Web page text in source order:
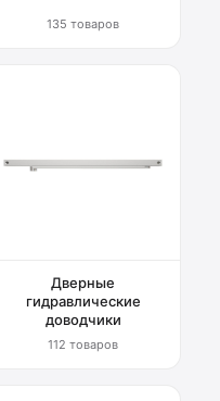
135 товаров
Дверные
гидравлические
доводчики
112 товаров